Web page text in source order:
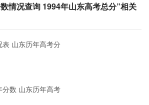
情况查询 1994年山东高考总分”相关
山东历年高考分
数 山东历年高考